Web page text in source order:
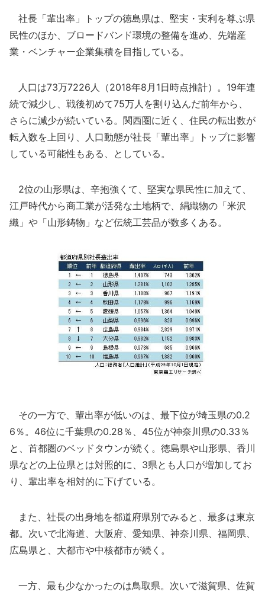
社長「輩出率」トップの徳島県は、堅実・実利を尊ぶ県
民性のほか、ブロードバンド環境の整備を進め、先端産
業・ベンチャー企業集積を目指している。
人口は73万7226人（2018年8月1日時点推計）。19年連
続で減少し、戦後初めて75万人を割り込んだ前年から、
さらに減少が続いている。関西圏に近く、住民の転出数が
転入数を上回り、人口動態が社長「輩出率」トップに影響
している可能性もある、としている。
2位の山形県は、辛抱強くて、堅実な県民性に加えて、
江戸時代から商工業が活発な土地柄で、絹織物の「米沢
織」や「山形鋳物」など伝統工芸品が数多くある。
その一方で、輩出率が低いのは、最下位が埼玉県の0.2
6％。46位に千葉県の0.28％、45位が神奈川県の0.33％
と、首都圏のベッドタウンが続く。徳島県や山形県、香川
県などの上位県とは対照的に、3県とも人口が増加してお
り、輩出率を相対的に下げている。
また、社長の出身地を都道府県別でみると、最多は東京
都。次いで北海道、大阪府、愛知県、神奈川県、福岡県、
広島県と、大都市や中核都市が続く。
一方、最も少なかったのは鳥取県。次いで滋賀県、佐賀